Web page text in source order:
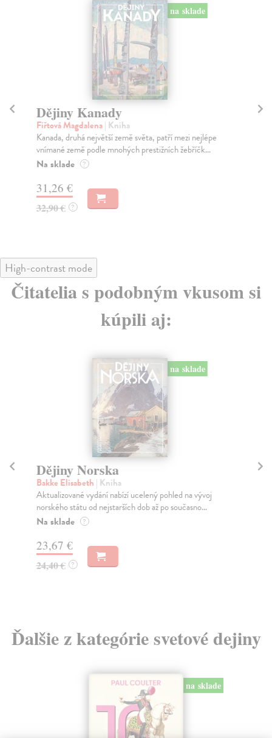
na sklade
Dějiny Kanady
Fiřtová Magdalena| Kniha
Kanada, druhá největší země světa, patří mezi nejlépe
vnímané země podle mnohých prestižních žebříčk...
Na sklade ?
31,26 €
32,90 € ?
High-contrast mode
Čitatelia s podobným vkusom si
kúpili aj:
na sklade
Dějiny Norska
Bakke Elisabeth | Kniha
Aktualizované vydání nabízí ucelený pohled na vývoj
norského státu od nejstarších dob až po současno...
Na sklade ?
23,67 €
24,40 € ?
Ďalšie z kategórie svetové dejiny
na sklade